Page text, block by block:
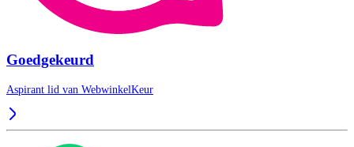
Goedgekeurd
Aspirant lid van WebwinkelKeur